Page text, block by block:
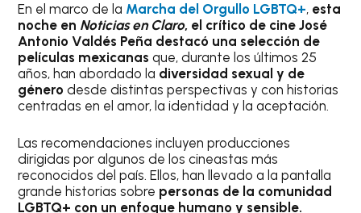
En el marco de la Marcha del Orgullo LGBTQ+, esta
noche en Noticias en Claro, el crítico de cine José
Antonio Valdés Peña destacó una selección de
películas mexicanas que, durante los últimos 25
años, han abordado la diversidad sexual y de
género desde distintas perspectivas y con historias
centradas en el amor, la identidad y la aceptación.
Las recomendaciones incluyen producciones
dirigidas por algunos de los cineastas más
reconocidos del país. Ellos, han llevado a la pantalla
grande historias sobre personas de la comunidad
LGBTQ+ con un enfoque humano y sensible.